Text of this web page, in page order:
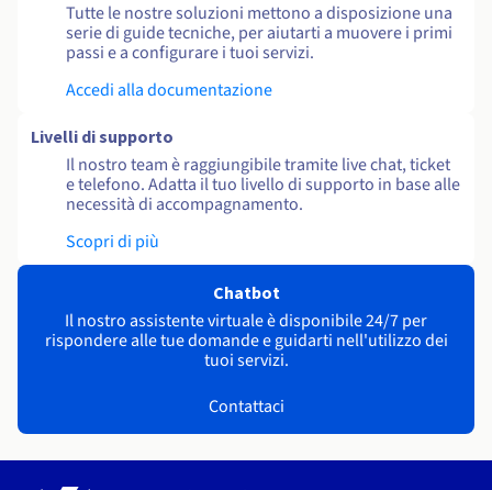
Tutte le nostre soluzioni mettono a disposizione una
serie di guide tecniche, per aiutarti a muovere i primi
passi e a configurare i tuoi servizi.
Accedi alla documentazione
Livelli di supporto
Il nostro team è raggiungibile tramite live chat, ticket
e telefono. Adatta il tuo livello di supporto in base alle
necessità di accompagnamento.
Scopri di più
Chatbot
Il nostro assistente virtuale è disponibile 24/7 per
rispondere alle tue domande e guidarti nell'utilizzo dei
tuoi servizi.
Contattaci